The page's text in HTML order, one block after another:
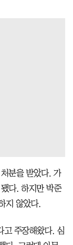
분을 받았다. 가
다. 하지만 박준
지 않았다.
고 주장해왔다. 심